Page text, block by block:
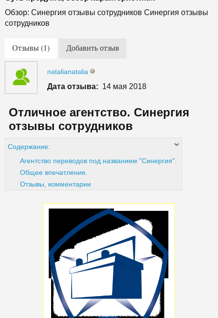
Обзор: Синергия отзывы сотрудников Синергия отзывы
сотрудников
Отзывы (1) Добавить отзыв
natalianatalia
Дата отзыва: 14 мая 2018
Отличное агентство. Синергия
отзывы сотрудников
Содержание:
Агентство переводов под названием "Синергия".
Общее впечатление.
Отзывы, комментарии